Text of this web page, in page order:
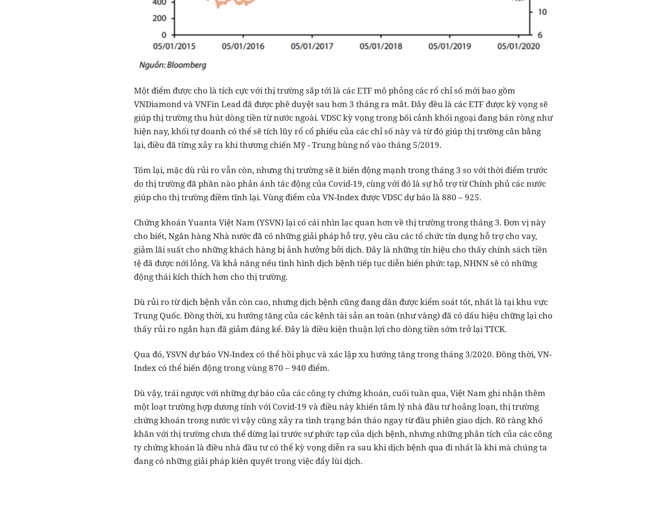
Một điểm được cho là tích cực với thị trường sắp tới là các ETF mô phỏng các rổ chỉ số mới bao gồm
VNDiamond và VNFin Lead đã được phê duyệt sau hơn 3 tháng ra mắt. Đây đều là các ETF được kỳ vọng sẽ
giúp thị trường thu hút dòng tiền từ nước ngoài. VDSC kỳ vọng trong bối cảnh khối ngoại đang bán ròng như
hiện nay, khối tự doanh có thể sẽ tích lũy rổ cổ phiếu của các chỉ số này và từ đó giúp thị trường cân bằng
lại, điều đã từng xảy ra khi thương chiến Mỹ - Trung bùng nổ vào tháng 5/2019.
Tóm lại, mặc dù rủi ro vẫn còn, nhưng thị trường sẽ ít biến động mạnh trong tháng 3 so với thời điểm trước
do thị trường đã phần nào phản ánh tác động của Covid-19, cùng với đó là sự hỗ trợ từ Chính phủ các nước
giúp cho thị trường điềm tĩnh lại. Vùng điểm của VN-Index được VDSC dự báo là 880 – 925.
Chứng khoán Yuanta Việt Nam (YSVN) lại có cái nhìn lạc quan hơn về thị trường trong tháng 3. Đơn vị này
cho biết, Ngân hàng Nhà nước đã có những giải pháp hỗ trợ, yêu cầu các tổ chức tín dụng hỗ trợ cho vay,
giảm lãi suất cho những khách hàng bị ảnh hưởng bởi dịch. Đây là những tín hiệu cho thấy chính sách tiền
tệ đã được nới lỏng. Và khả năng nếu tình hình dịch bệnh tiếp tục diễn biến phức tạp, NHNN sẽ có những
động thái kích thích hơn cho thị trường.
Dù rủi ro từ dịch bệnh vẫn còn cao, nhưng dịch bệnh cũng đang dần được kiểm soát tốt, nhất là tại khu vực
Trung Quốc. Đồng thời, xu hướng tăng của các kênh tài sản an toàn (như vàng) đã có dấu hiệu chững lại cho
thấy rủi ro ngắn hạn đã giảm đáng kể. Đây là điều kiện thuận lợi cho dòng tiền sớm trở lại TTCK.
Qua đó, YSVN dự báo VN-Index có thể hồi phục và xác lập xu hướng tăng trong tháng 3/2020. Đồng thời, VN-
Index có thể biến động trong vùng 870 – 940 điểm.
Dù vậy, trái ngược với những dự báo của các công ty chứng khoán, cuối tuần qua, Việt Nam ghi nhận thêm
một loạt trường hợp dương tính với Covid-19 và điều này khiến tâm lý nhà đầu tư hoảng loạn, thị trường
chứng khoán trong nước vì vậy cũng xảy ra tình trạng bán tháo ngay từ đầu phiên giao dịch. Rõ ràng khó
khăn với thị trường chưa thể dừng lại trước sự phức tạp của dịch bệnh, nhưng những phân tích của các công
ty chứng khoán là điều nhà đầu tư có thể kỳ vọng diễn ra sau khi dịch bệnh qua đi nhất là khi mà chúng ta
đang có những giải pháp kiên quyết trong việc đẩy lùi dịch.